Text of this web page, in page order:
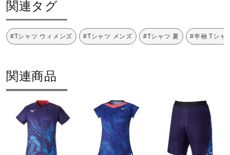
関連タグ
#Tシャツ ウィメンズ #Tシャツ メンズ #Tシャツ 夏 #半袖 Tシャ
関連商品